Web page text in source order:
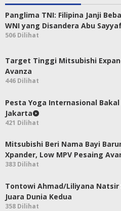
Panglima TNI: Filipina Janji
WNI yang Disandera Abu
506 Dilihat
Target Tinggi Mitsubishi
Avanza
446 Dilihat
Pesta Yoga Internasional
Jakarta
421 Dilihat
Mitsubishi Beri Nama Bayi
Xpander, Low MPV Pesaing
383 Dilihat
Tontowi Ahmad/Liliyana Natsir
Juara Dunia Kedua
358 Dilihat